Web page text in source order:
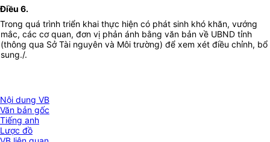
Điều 6.
Trong quá trình triển khai thực hiện có phát sinh khó khăn, vướng
mắc, các cơ quan, đơn vị phản ánh bằng văn bản về UBND tỉnh
(thông qua Sở Tài nguyên và Môi trường) để xem xét điều chỉnh, bổ
sung./.
Nội dung VB
Văn bản gốc
Tiếng anh
Lược đồ